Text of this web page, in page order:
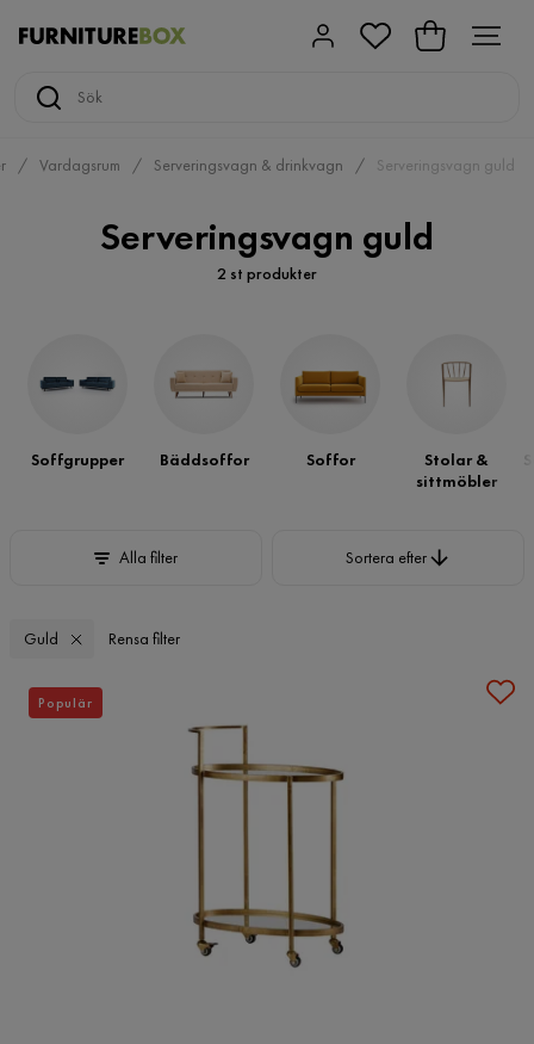
Vardagsrum Serveringsvagn & drinkvagn Serveringsvagn guld
Serveringsvagn guld
2 st produkter
Soffgrupper Bäddsoffor Soffor
Stolar &
sittmöbler
Alla filter Sortera efter
Guld Rensa filter
Populär